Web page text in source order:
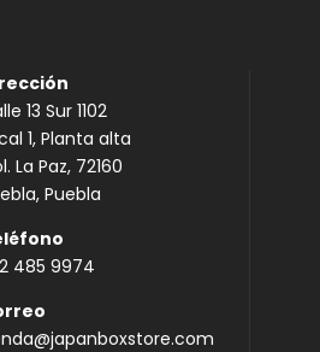
13 Sur 1102
1, Planta alta
La Paz, 72160
Puebla
485 9974